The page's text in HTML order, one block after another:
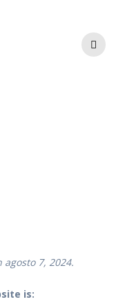
7, 2024.
is: